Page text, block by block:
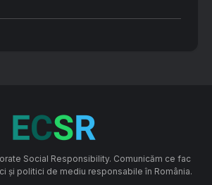
Social Responsibility. Comunicăm ce fac
și politici de mediu responsabile în România.